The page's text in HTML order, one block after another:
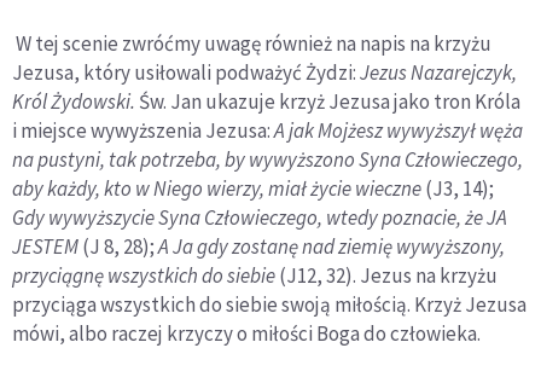
W tej scenie zwróćmy uwagę również na napis na krzyżu
Jezusa, który usiłowali podważyć Żydzi:Jezus Nazarejczyk,
Król Żydowski. Św. Jan ukazuje krzyż Jezusa jako tron Króla
i miejsce wywyższenia Jezusa:A jak Mojżesz wywyższył węża
na pustyni, tak potrzeba, by wywyższono Syna Człowieczego,
aby każdy, kto w Niego wierzy, miał życie wieczne(J3, 14);
Gdy wywyższycie Syna Człowieczego, wtedy poznacie, że JA
JESTEM(J 8, 28);A Ja gdy zostanę nad ziemię wywyższony,
przyciągnę wszystkich do siebie(J12, 32). Jezus na krzyżu
przyciąga wszystkich do siebie swoją miłością. Krzyż Jezusa
mówi, albo raczej krzyczy o miłości Boga do człowieka.